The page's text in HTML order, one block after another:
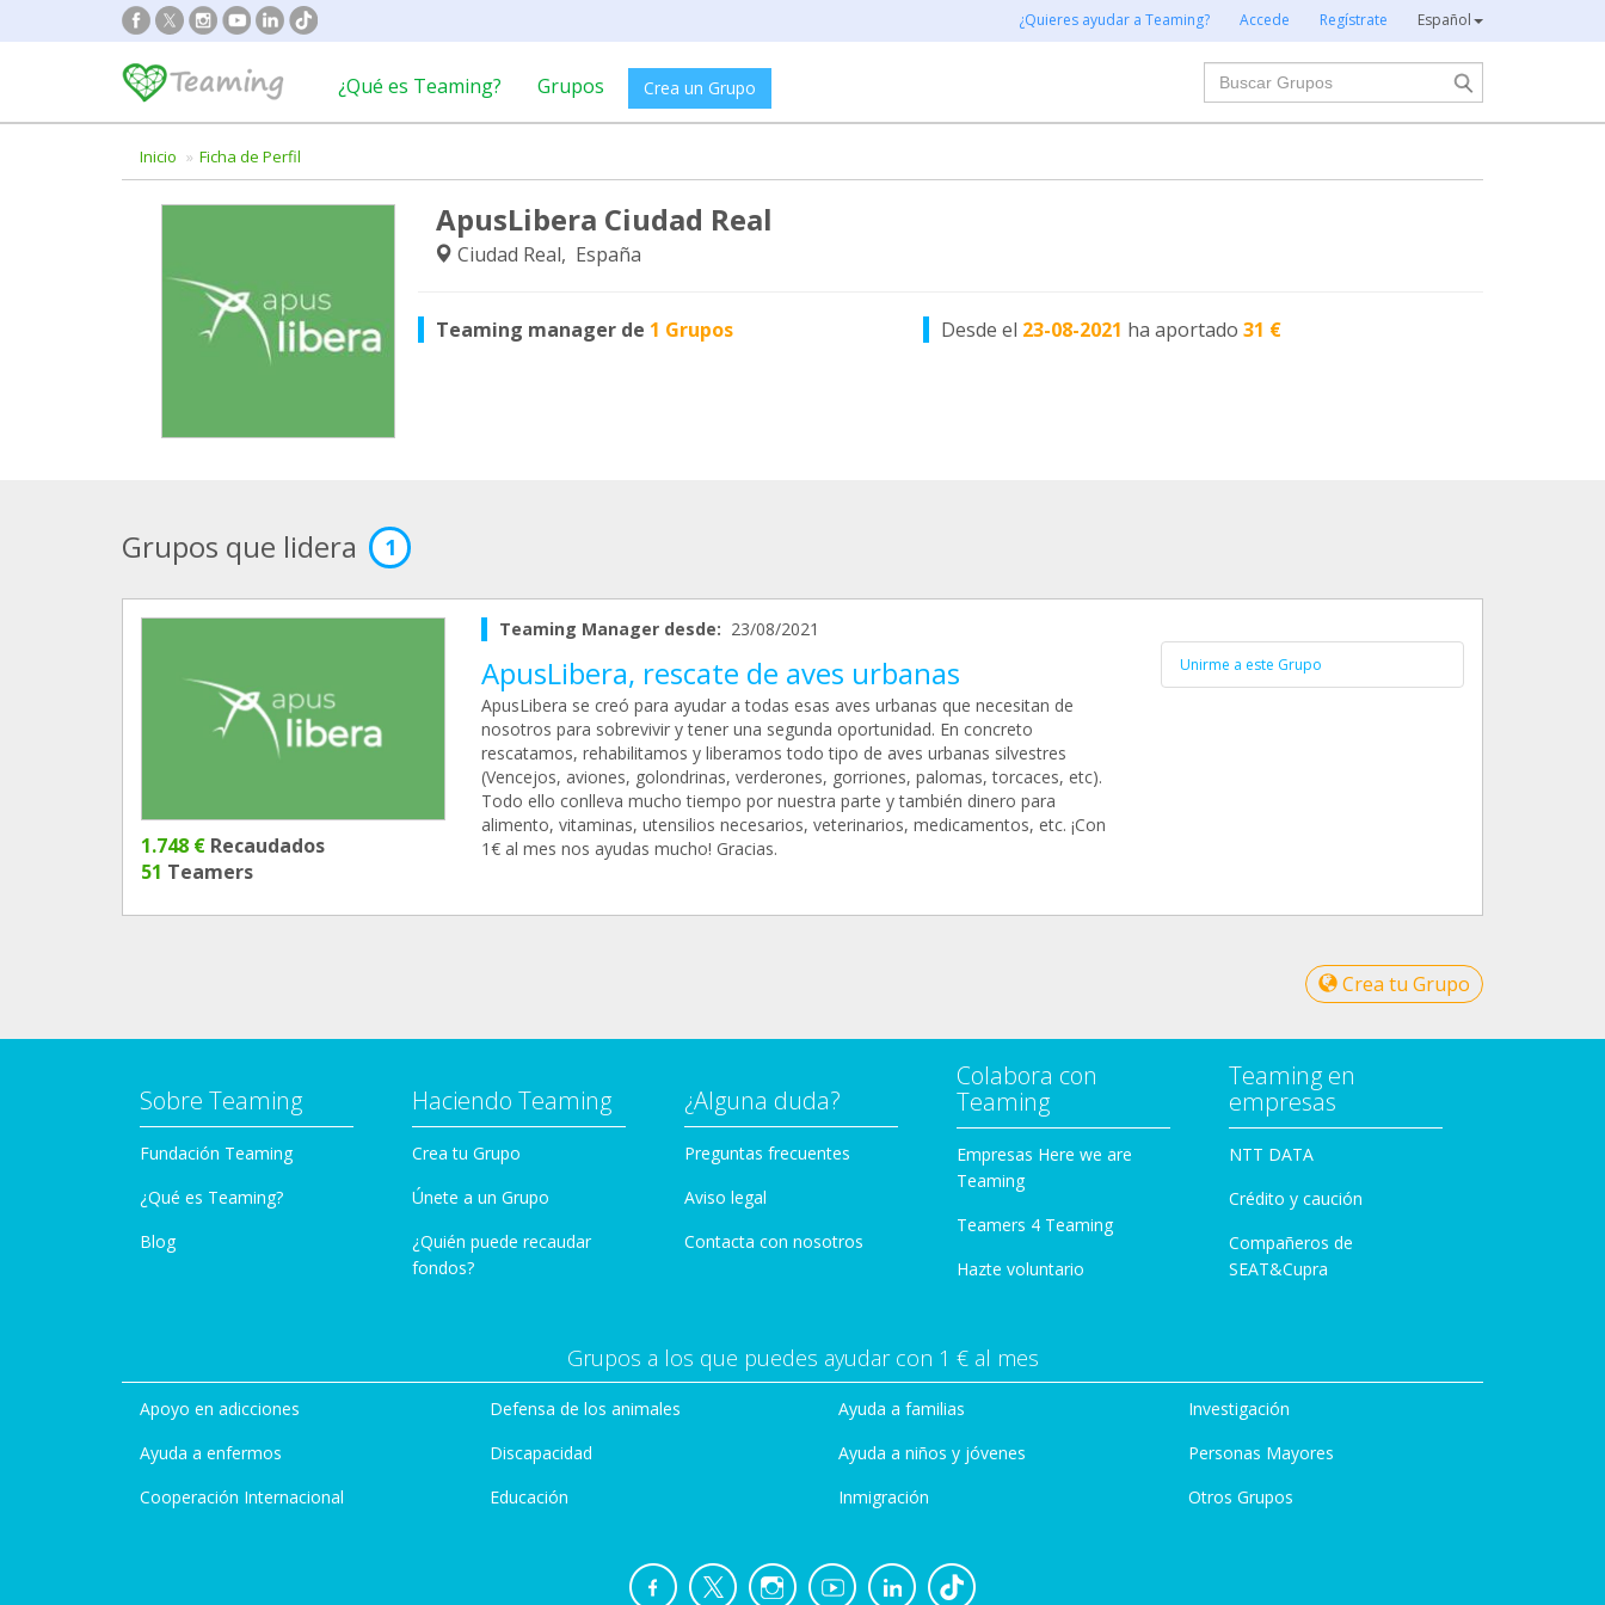
¿Quieres ayudar a Teaming? Accede Regístrate Español
¿Qué es Teaming? Grupos Crea un Grupo
Buscar
Inicio Ficha de Perfil
ApusLibera Ciudad Real
Ciudad Real, España
Teaming manager de 1 Grupos Desde el 23-08-2021 ha aportado31 €
Grupos que lidera 1
1.748 € Recaudados
51 Teamers
Teaming Manager desde: 23/08/2021
ApusLibera, rescate de aves urbanas
ApusLibera se creó para ayudar a todas esas aves urbanas que necesitan de
nosotros para sobrevivir y tener una segunda oportunidad. En concreto
rescatamos, rehabilitamos y liberamos todo tipo de aves urbanas silvestres
(Vencejos, aviones, golondrinas, verderones, gorriones, palomas, torcaces, etc).
Todo ello conlleva mucho tiempo por nuestra parte y también dinero para
alimento, vitaminas, utensilios necesarios, veterinarios, medicamentos, etc. ¡Con
1€ al mes nos ayudas mucho! Gracias.
Unirme a este Grupo
Crea tu Grupo
Sobre Teaming
Fundación Teaming
¿Qué es Teaming?
Blog
Haciendo Teaming
Crea tu Grupo
Únete a un Grupo
¿Quién puede recaudar
fondos?
¿Alguna duda?
Preguntas frecuentes
Aviso legal
Contacta con nosotros
Colabora con
Teaming
Empresas Here we are
Teaming
Teamers 4 Teaming
Hazte voluntario
Teaming en
empresas
NTT DATA
Crédito y caución
Compañeros de
SEAT&Cupra
Grupos a los que puedes ayudar con 1 € al mes
Apoyo en adicciones
Ayuda a enfermos
Cooperación Internacional
Defensa de los animales
Discapacidad
Educación
Ayuda a familias
Ayuda a niños y jóvenes
Inmigración
Investigación
Personas Mayores
Otros Grupos